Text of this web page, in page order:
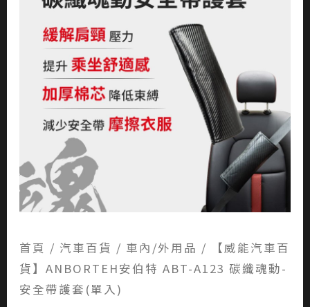
首頁 / 汽車百貨 / 車內/外用品 / 【威能汽車百
貨】ANBORTEH安伯特 ABT-A123 碳纖魂動-
安全帶護套(單入)